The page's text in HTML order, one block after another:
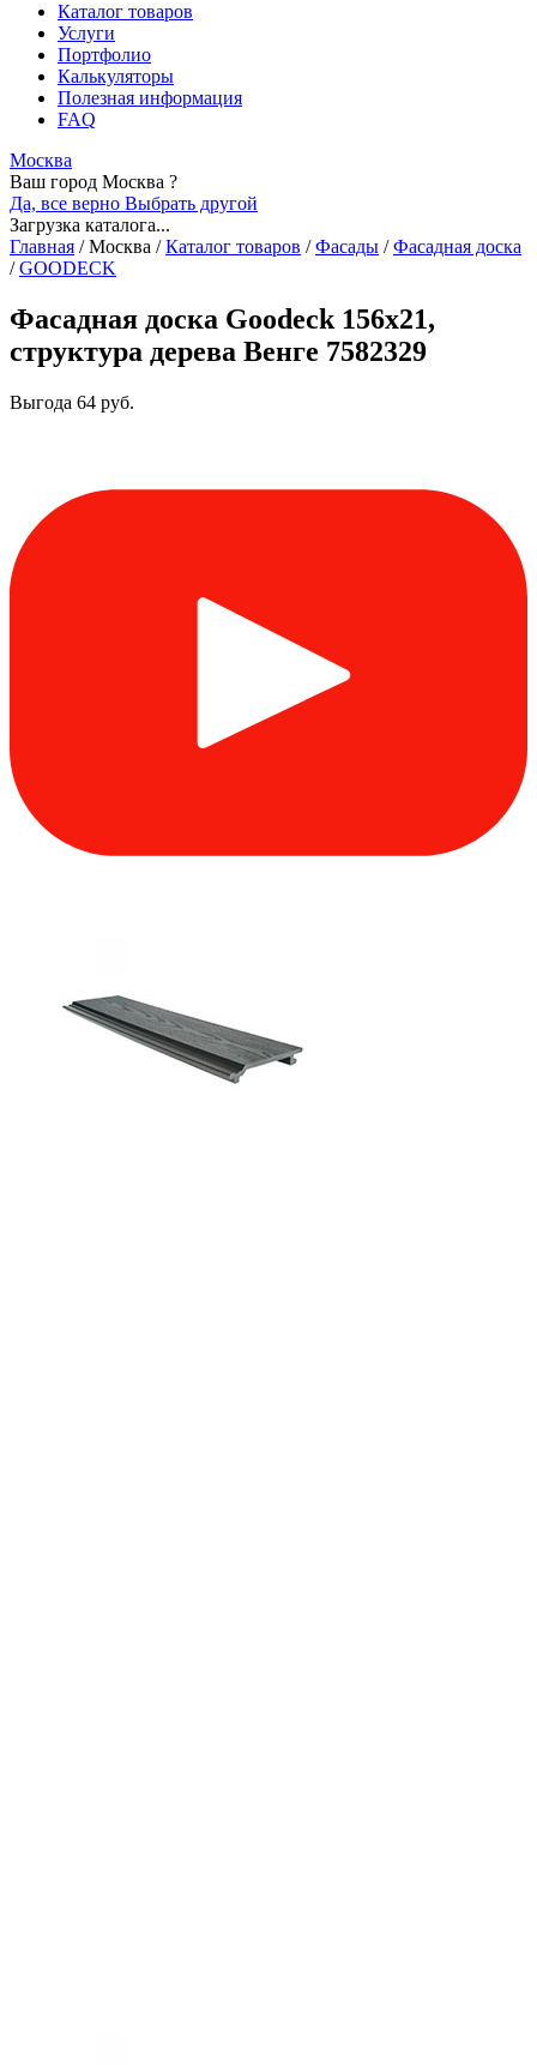
Каталог товаров
Услуги
Портфолио
Калькуляторы
Полезная информация
FAQ
Москва
Ваш город Москва ?
Да, все верно Выбрать другой
Загрузка каталога...
Главная /Москва / Каталог товаров / Фасады / Фасадная доска
/ GOODECK
Фасадная доска Goodeck 156х21,
структура дерева Венге 7582329
Выгода 64 руб.